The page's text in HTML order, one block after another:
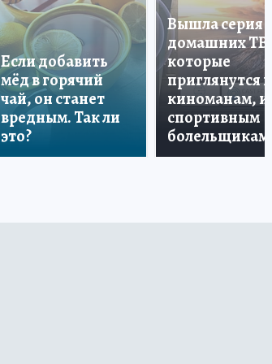
Если добавить
мёд в горячий
чай, он станет
вредным. Так ли
это?
Вышла серия
домашних ТВ,
которые
приглянутся и
киноманам, и
спортивным
болельщикам